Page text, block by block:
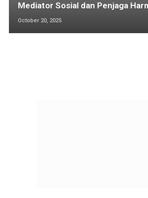
Mediator Sosial dan Penjaga
October 20, 2025